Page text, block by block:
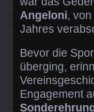
Angeloni,
Jahres
Bevor die
überging,
Engagement